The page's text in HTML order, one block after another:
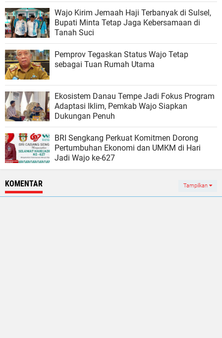
Wajo Kirim Jemaah Haji Terbanyak di Sulsel,
Bupati Minta Tetap Jaga Kebersamaan di
Tanah Suci
Pemprov Tegaskan Status Wajo Tetap
sebagai Tuan Rumah Utama
Ekosistem Danau Tempe Jadi Fokus Program
Adaptasi Iklim, Pemkab Wajo Siapkan
Dukungan Penuh
BRI Sengkang Perkuat Komitmen Dorong
Pertumbuhan Ekonomi dan UMKM di Hari
Jadi Wajo ke-627
KOMENTAR Tampilkan